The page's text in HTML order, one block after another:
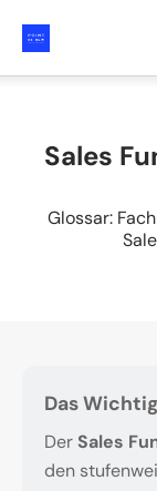
Sales
Glossar:
Das
Der Sales
den